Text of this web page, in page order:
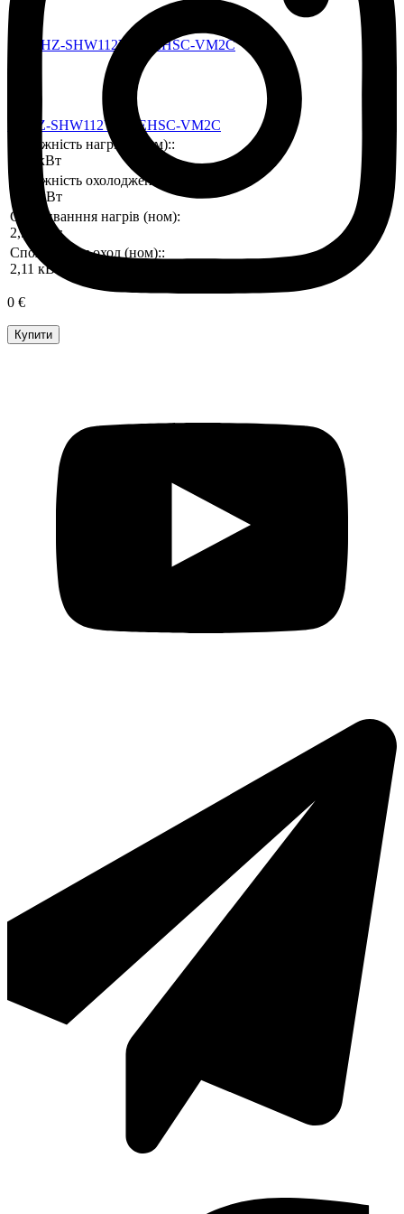
PUHZ-SHW112YAA/EHSC-VM2C
Потужність нагріву (ном)::
11,2 кВт
Потужність охолодження (ном)::
10,0 кВт
Споживанння нагрів (ном):
2,51 кВт
Споживання охол (ном)::
2,11 кВт
0 €
Купити